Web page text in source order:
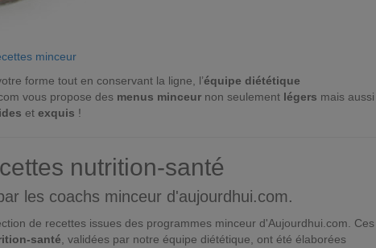
minceur
forme tout en conservant la ligne, l’équipe diététique
vous propose des menus minceur non seulement légers mais aussi
et exquis !
nutrition-santé
les coachs minceur d'aujourdhui.com.
de recettes issues des programmes minceur d'Aujourdhui.com. Ces
santé , validées par notre équipe diététique, ont été élaborées